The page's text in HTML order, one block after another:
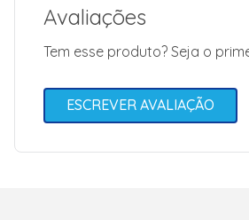
Avaliações
Tem esse produto? Seja o
ESCREVER AVALIAÇÃO